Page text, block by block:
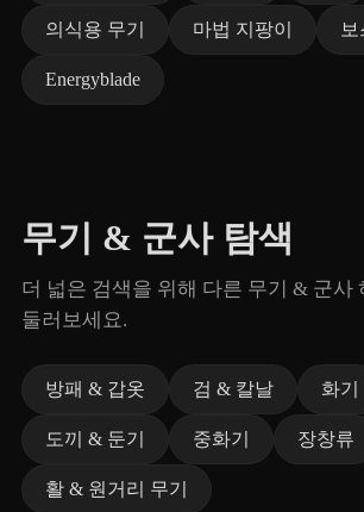
의식용 무기 마법 지팡이 보
Energyblade
무기 & 군사 탐색
더 넓은 검색을 위해 다른 무기 & 군사
둘러보세요.
방패 & 갑옷 검 & 칼날 화기
도끼 & 둔기 중화기 장창류
활 & 원거리 무기